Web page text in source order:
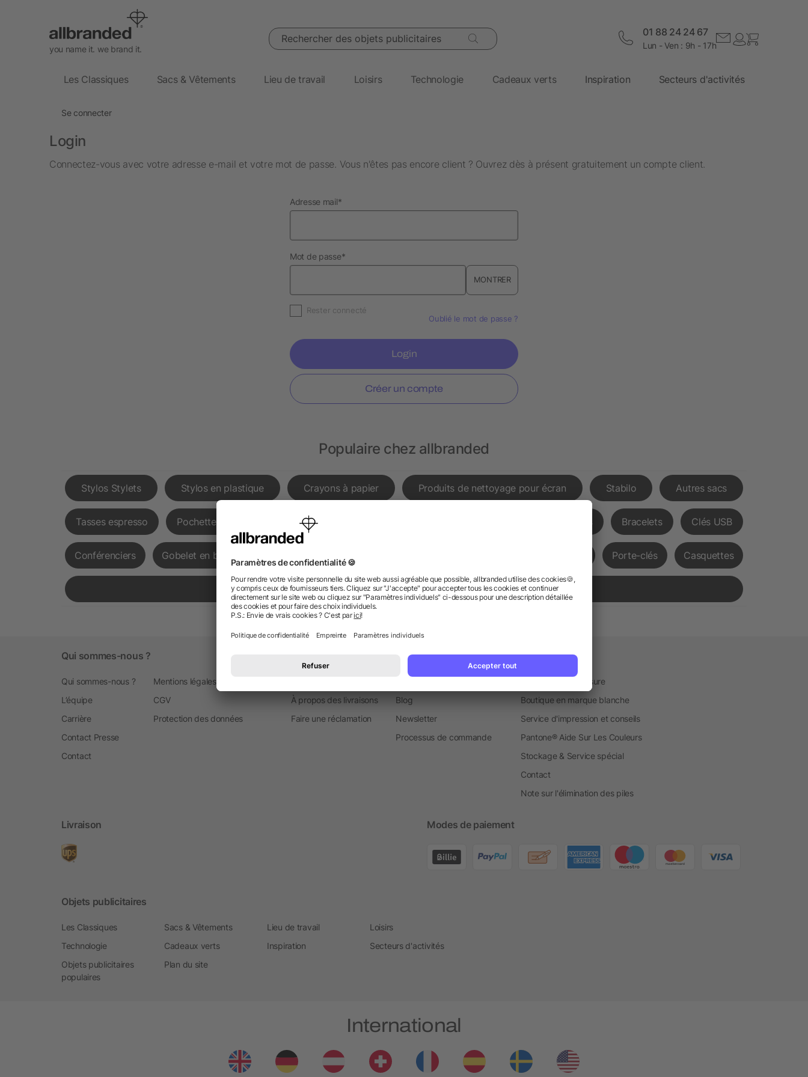
you name it. we brand it.
Rechercher des objets publicitaires 01 88 24 24 67
Lun - Ven : 9h - 17h
Les Classiques Sacs & Vêtements Lieu de travail Loisirs Technologie Cadeaux verts Inspiration Secteurs d'activités
Se connecter
Login
Connectez-vous avec votre adresse e-mail et votre mot de passe. Vous n'êtes pas encore client ? Ouvrez dès à présent gratuitement un compte client.
Adresse mailobligatoire
*
Mot de passeobligatoire
*
MONTRER
Rester connecté
Oublié le mot de passe ?
Login
Créer un compte
Populaire chez allbranded
Stylos Stylets Stylos en plastique Crayons à papier Produits de nettoyage pour écran Stabilo Autres sacs
Tasses espresso Pochettes ordinateur Tours de cou prioritaires Chemises Bracelets Clés USB
Conférenciers Gobelet en bambou Porte-clés Casquettes
Surligneurs
Qui sommes-nous ?
Qui sommes-nous ?
L’équipe
Carrière
Contact Presse
Contact
Mentions légales
CGV
Protection des données
À propos des livraisons
Faire une réclamation
Blog
Newsletter
Processus de commande
Service
Production sur mesure
Boutique en marque blanche
Service d'impression et conseils
Pantone® Aide Sur Les Couleurs
Stockage & Service spécial
Contact
Note sur l'élimination des piles
Livraison Modes de paiement
Objets publicitaires
Les Classiques Sacs & Vêtements Lieu de travail
Loisirs
Technologie
Cadeaux verts Inspiration
Secteurs d'activités
Objets publicitaires
populaires
Plan du site
International